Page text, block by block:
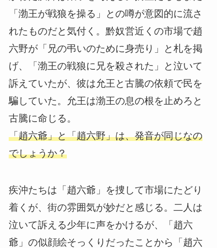
「渤王が戦狼を操る」との噂が意図的に流さ
れたものだと気付く。黔奴営近くの市場で趙
六野が「兄の弔いのために身売り」と札を掲
げ、「渤王の戦狼に兄を殺された」と泣いて
訴えていたが、彼は允王と古騰の依頼で民を
騙していた。允王は渤王の息の根を止めろと
古騰に命じる。
「趙六爺」と「趙六野」は、発音が同じなの
でしょうか？
疾沖たちは「趙六爺」を捜して市場にたどり
着くが、街の雰囲気が妙だと感じる。二人は
泣いて訴える少年に声をかけるが、「趙六
爺」の似顔絵そっくりだったことから「趙六